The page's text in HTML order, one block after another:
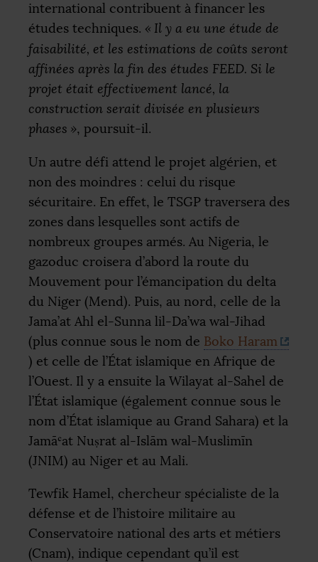
international contribuent à financer les
études techniques. « Il y a eu une étude de
faisabilité, et les estimations de coûts seront
affinées après la fin des études FEED. Si le
projet était effectivement lancé, la
construction serait divisée en plusieurs
phases », poursuit-il.
Un autre défi attend le projet algérien, et
non des moindres : celui du risque
sécuritaire. En effet, le TSGP traversera des
zones dans lesquelles sont actifs de
nombreux groupes armés. Au Nigeria, le
gazoduc croisera d’abord la route du
Mouvement pour l’émancipation du delta
du Niger (Mend). Puis, au nord, celle de la
Jama’at Ahl el-Sunna lil-Da’wa wal-Jihad
(plus connue sous le nom de Boko Haram
) et celle de l’État islamique en Afrique de
l’Ouest. Il y a ensuite la Wilayat al-Sahel de
l’État islamique (également connue sous le
nom d’État islamique au Grand Sahara) et la
Jamāʿat Nuṣrat al-Islām wal-Muslimīn
(JNIM) au Niger et au Mali.
Tewfik Hamel, chercheur spécialiste de la
défense et de l’histoire militaire au
Conservatoire national des arts et métiers
(Cnam), indique cependant qu’il est